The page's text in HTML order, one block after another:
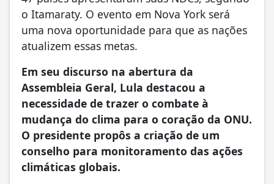
o Itamaraty. O evento em Nova York será
uma nova oportunidade para que as nações
atualizem essas metas.
Em seu discurso na abertura da
Assembleia Geral, Lula destacou a
necessidade de trazer o combate à
mudança do clima para o coração da ONU.
O presidente propôs a criação de um
conselho para monitoramento das ações
climáticas globais.